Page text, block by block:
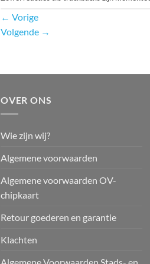
← Vorige
Volgende →
OVER ONS
Wie zijn wij?
Algemene voorwaarden
Algemene voorwaarden OV-
chipkaart
Retour goederen en garantie
Klachten